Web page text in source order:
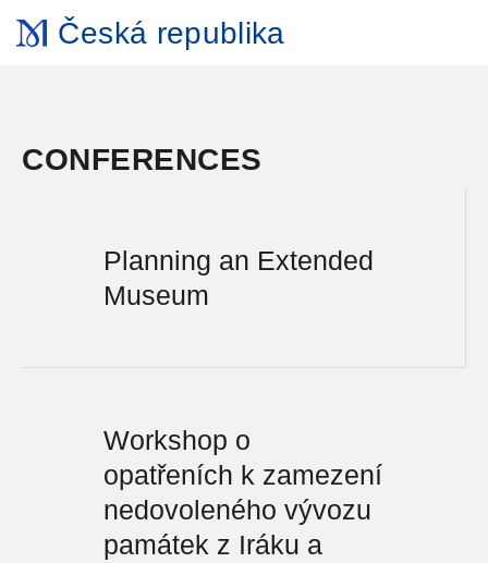
Česká republika
CONFERENCES
Planning an Extended
Museum
Workshop o
opatřeních k zamezení
nedovoleného vývozu
památek z Iráku a